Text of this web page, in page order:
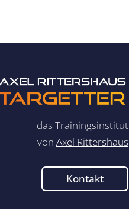
das Trainingsinstitut
von Axel Rittershaus
Kontakt